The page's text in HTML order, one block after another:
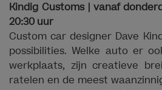
Kindig Customs | vanaf
20:30 uur
Custom car designer Dave
possibilities. Welke auto er
werkplaats, zijn creatieve
ratelen en de meest